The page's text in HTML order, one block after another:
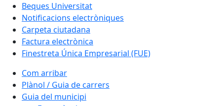
Beques Universitat
Notificacions electròniques
Carpeta ciutadana
Factura electrònica
Finestreta Única Empresarial (FUE)
Com arribar
Plànol / Guia de carrers
Guia del municipi